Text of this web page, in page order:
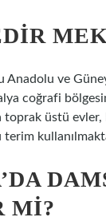
Anadolu ve
coğrafi
toprak üstü
terim
MI?